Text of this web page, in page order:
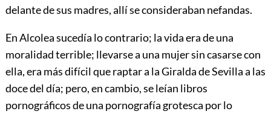
delante de sus madres, allí se consideraban nefandas.
En Alcolea sucedía lo contrario; la vida era de una
moralidad terrible; llevarse a una mujer sin casarse con
ella, era más difícil que raptar a la Giralda de Sevilla a las
doce del día; pero, en cambio, se leían libros
pornográficos de una pornografía grotesca por lo